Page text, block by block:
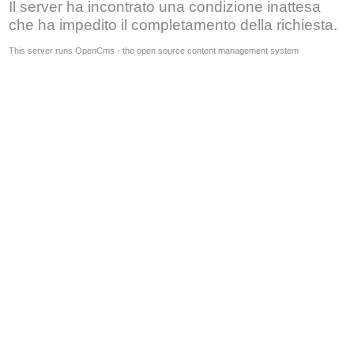
Il server ha incontrato una condizione inattesa
che ha impedito il completamento della richiesta.
This server runs OpenCms - the open source content management system